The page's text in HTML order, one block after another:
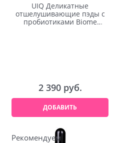
UIQ Деликатные
отшелушивающие пэды с
пробиотиками Biome
2 390 руб.
ДОБАВИТЬ
Рекомендуем